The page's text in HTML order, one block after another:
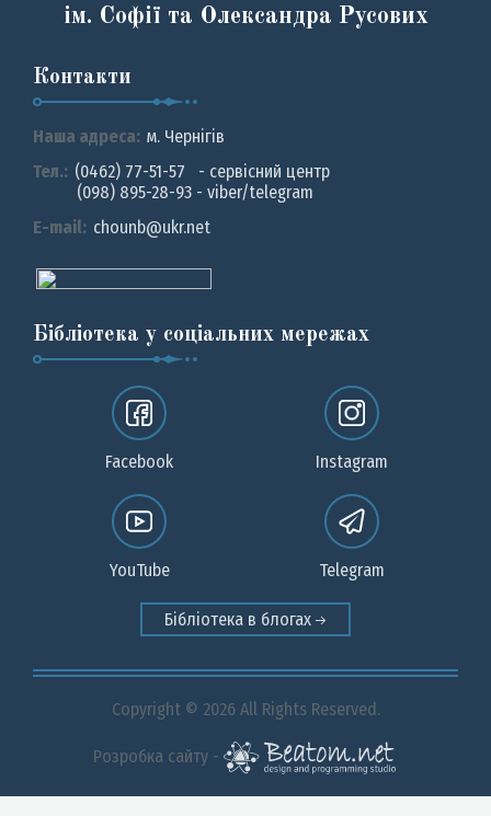
ім. Софії та Олександра Русових
Контакти
Наша адреса: м. Чернiгiв
Тел.: (0462) 77-51-57 - сервісний центр
(098) 895-28-93 - viber/telegram
E-mail: chounb@ukr.net
Бібліотека у соціальних мережах
Facebook Instagram
YouTube Telegram
Бібліотека в блогах
Copyright © 2026 All Rights Reserved.
Розробка сайту -